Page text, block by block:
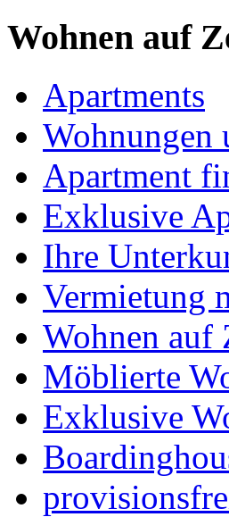
Wohnen auf
Apartments
Wohnungen
Apartment
Exklusive
Ihre
Vermietung
Wohnen auf
Möblierte
Exklusive